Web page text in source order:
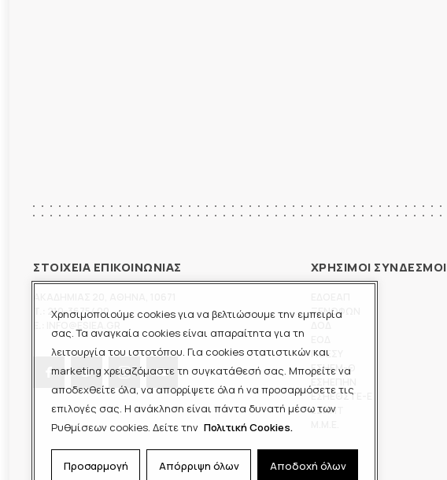
Χρησιμοποιούμε cookies για να βελτιώσουμε την εμπειρία
σας. Τα αναγκαία cookies είναι απαραίτητα για τη
λειτουργία του ιστοτόπου. Για cookies στατιστικών και
marketing χρειαζόμαστε τη συγκατάθεσή σας. Μπορείτε να
αποδεχθείτε όλα, να απορρίψετε όλα ή να προσαρμόσετε τις
επιλογές σας. Η ανάκληση είναι πάντα δυνατή μέσω των
Ρυθμίσεων cookies. Δείτε την Πολιτική Cookies.
Προσαρμογή Απόρριψη όλων Αποδοχή όλων
ΣΤΟΙΧΕΙΑ ΕΠΙΚΟΙΝΩΝΙΑΣ
210-3675400
ΧΡΗΣΙΜΟΙ ΣΥΝΔΕΣΜΟΙ
ΞΕΝΟΦΩΝ
ΠΟΕΣΥ
ΕΣΗΕΜ-Θ
ΕΣΗΕΘΣΤΕ-Ε
ΕΣΠΗΤ